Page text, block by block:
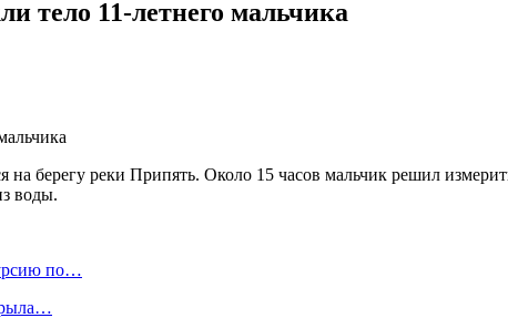
тело 11-летнего мальчика
на берегу реки Припять. Около 15 часов мальчик решил
воды.
по…